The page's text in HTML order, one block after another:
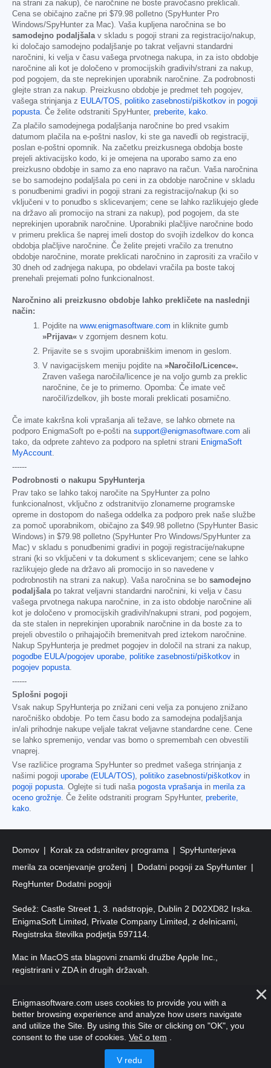
na strani za nakup), če naročnine ne boste pravočasno preklicali.
Cena se običajno začne pri $79.98 polletno (SpyHunter Pro
Windows/SpyHunter za Mac). Vaša kupljena naročnina se bo
samodejno podaljšala v skladu s pogoji strani za registracijo/nakup,
ki določajo samodejno podaljšanje po takrat veljavni standardni
naročnini, ki velja v času vašega prvotnega nakupa, in za isto obdobje
naročnine ali kot je določeno v promocijskih gradivih/strani za nakup,
pod pogojem, da ste neprekinjen uporabnik naročnine. Za podrobnosti
glejte stran za nakup. Preizkusno obdobje je predmet teh pogojev,
vašega strinjanja z EULA/TOS politiko zasebnosti/piškotkov in pogoji
popusta . Če želite odstraniti SpyHunter, preberite, kako
Za plačilo samodejnega podaljšanja naročnine bo pred vsakim
datumom plačila na e-poštni naslov, ki ste ga navedli ob registraciji,
poslan e-poštni opomnik. Na začetku preizkusnega obdobja boste
prejeli aktivacijsko kodo, ki je omejena na uporabo samo za eno
preizkusno obdobje in samo za eno napravo na račun. Vaša naročnina
se bo samodejno podaljšala po ceni in za obdobje naročnine v skladu
s ponudbenimi gradivi in pogoji strani za registracijo/nakup (ki so
vključeni v to ponudbo s sklicevanjem; cene se lahko razlikujejo glede
na državo ali promocijo na strani za nakup), pod pogojem, da ste
neprekinjen uporabnik naročnine. Uporabniki plačljive naročnine bodo
v primeru preklica še naprej imeli dostop do svojih izdelkov do konca
obdobja plačljive naročnine. Če želite prejeti vračilo za trenutno
obdobje naročnine, morate preklicati naročnino in zaprositi za vračilo v
30 dneh od zadnjega nakupa, po obdelavi vračila pa boste takoj
prenehali prejemati polno funkcionalnost.
Naročnino ali preizkusno obdobje lahko prekličete na naslednji
način:
Pojdite na www.enigmasoftware.com in kliknite gumb
»Prijava« v zgornjem desnem kotu.
Prijavite se s svojim uporabniškim imenom in geslom.
V navigacijskem meniju pojdite na »Naročilo/Licence«.
Zraven vašega naročila/licence je na voljo gumb za preklic
naročnine, če je to primerno. Opomba: Če imate več
naročil/izdelkov, jih boste morali preklicati posamično.
Če imate kakršna koli vprašanja ali težave, se lahko obrnete na
podporo EnigmaSoft po e-pošti na support@enigmasoftware.com ali
tako, da odprete zahtevo za podporo na spletni strani EnigmaSoft
MyAccount.
------
Podrobnosti o nakupu SpyHunterja
Prav tako se lahko takoj naročite na SpyHunter za polno
funkcionalnost, vključno z odstranitvijo zlonamerne programske
opreme in dostopom do našega oddelka za podporo prek naše službe
za pomoč uporabnikom, običajno za $49.98 polletno (SpyHunter Basic
Windows) in $79.98 polletno (SpyHunter Pro Windows/SpyHunter za
Mac) v skladu s ponudbenimi gradivi in pogoji registracije/nakupne
strani (ki so vključeni v ta dokument s sklicevanjem; cene se lahko
razlikujejo glede na državo ali promocijo in so navedene v
podrobnostih na strani za nakup). Vaša naročnina se bo samodejno
podaljšalapo takrat veljavni standardni naročnini, ki velja v času
vašega prvotnega nakupa naročnine, in za isto obdobje naročnine ali
kot je določeno v promocijskih gradivih/nakupni strani, pod pogojem,
da ste stalen in neprekinjen uporabnik naročnine in da boste za to
prejeli obvestilo o prihajajočih bremenitvah pred iztekom naročnine.
Nakup SpyHunterja je predmet pogojev in določil na strani za nakup,
pogodbe EULA/pogojev uporabe, politike zasebnosti/piškotkov in
pogojev popusta.
------
Splošni pogoji
Vsak nakup SpyHunterja po znižani ceni velja za ponujeno znižano
naročniško obdobje. Po tem času bodo za samodejna podaljšanja
in/ali prihodnje nakupe veljale takrat veljavne standardne cene. Cene
se lahko spremenijo, vendar vas bomo o spremembah cen obvestili
vnaprej.
Vse različice programa SpyHunter so predmet vašega strinjanja z
našimi pogoji uporabe (EULA/TOS), politiko zasebnosti/piškotkov in
pogoji popusta. Oglejte si tudi naša pogosta vprašanjain merila za
oceno grožnje. Če želite odstraniti program SpyHunter, preberite,
kako.
Domov Korak za odstranitev programa
SpyHunterjeva
merila za ocenjevanje groženj
Dodatni pogoji za SpyHunter
RegHunter Dodatni pogoji
Sedež: Castle Street 1, 3. nadstropje, Dublin 2 D02XD82 Irska.
EnigmaSoft Limited, Private Company Limited, z delnicami,
Registrska številka podjetja 597114.
Mac in MacOS sta blagovni znamki družbe Apple Inc.,
registrirani v ZDA in drugih državah.
pridržane.
Enigmasoftware.com uses cookies to provide you with a
better browsing experience and analyze how users navigate
and utilize the Site. By using this Site or clicking on "OK", you
consent to the use of cookies. Več o tem